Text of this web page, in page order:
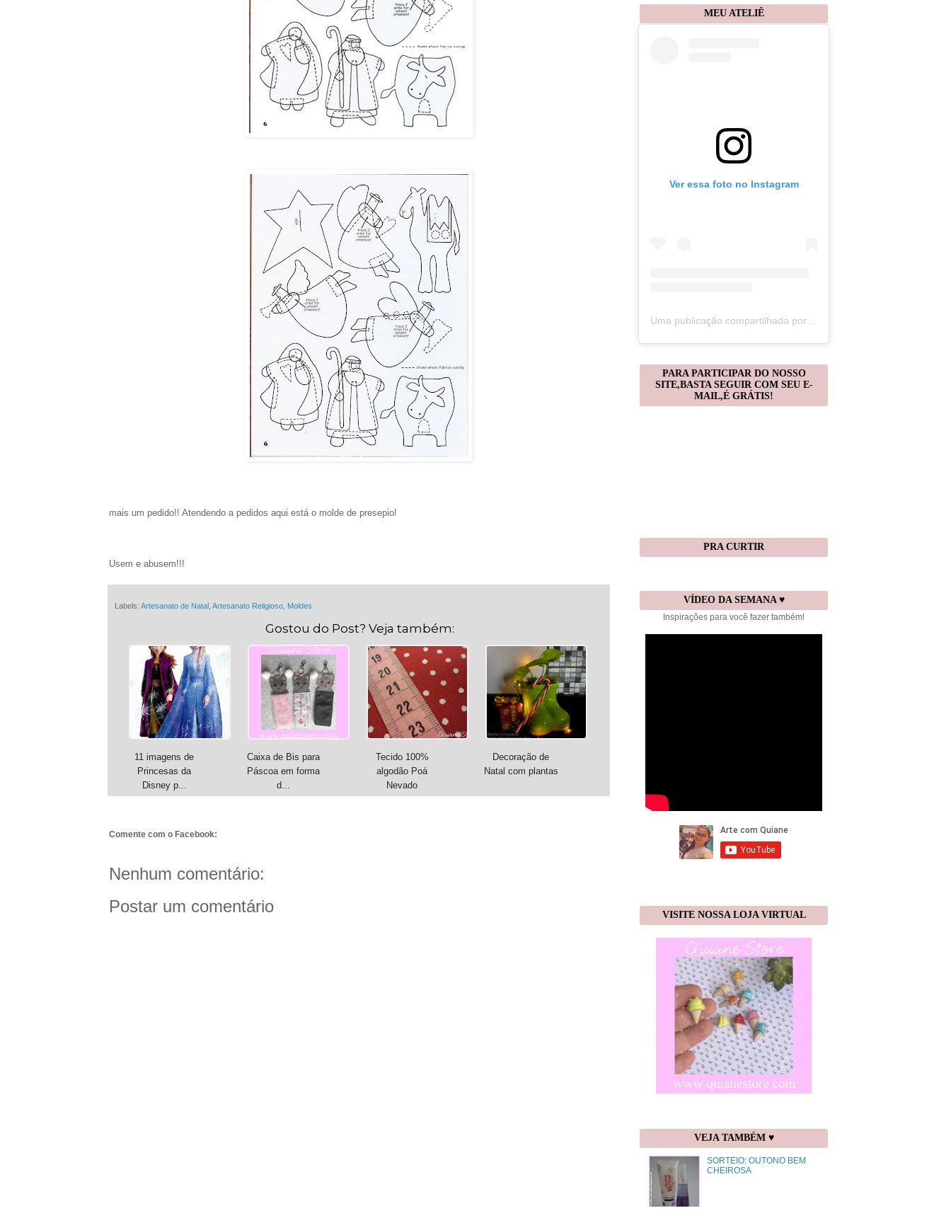
mais um pedido!! Atendendo a pedidos aqui está o molde de presepio!
Usem e abusem!!!
Labels: Artesanato de Natal Artesanato Religioso Moldes
Gostou do Post? Veja também:
11 imagens de
Princesas da
Disney p...
Caixa de Bis para
Páscoa em forma
d...
Tecido 100%
algodão Poá
Nevado
Decoração de
Natal com plantas
Comente com o Facebook:
Nenhum comentário:
Postar um comentário
MEU ATELIÊ
Ver essa foto no Instagram
Uma publicação compartilhada por Christiane Gonçalves (@artecomquiane)
PARA PARTICIPAR DO NOSSO
SITE,BASTA SEGUIR COM SEU E-
MAIL,É GRÁTIS!
PRA CURTIR
VÍDEO DA SEMANA ♥
Inspirações para você fazer também!
VISITE NOSSA LOJA VIRTUAL
VEJA TAMBÉM ♥
SORTEIO: OUTONO BEM
CHEIROSA